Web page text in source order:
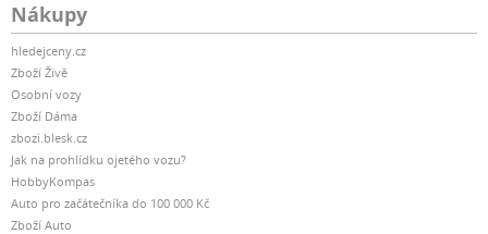
Nákupy
hledejceny.cz
Zboží Živě
Osobní vozy
Zboží Dáma
zbozi.blesk.cz
Jak na prohlídku ojetého vozu?
HobbyKompas
Auto pro začátečníka do 100 000 Kč
Zboží Auto